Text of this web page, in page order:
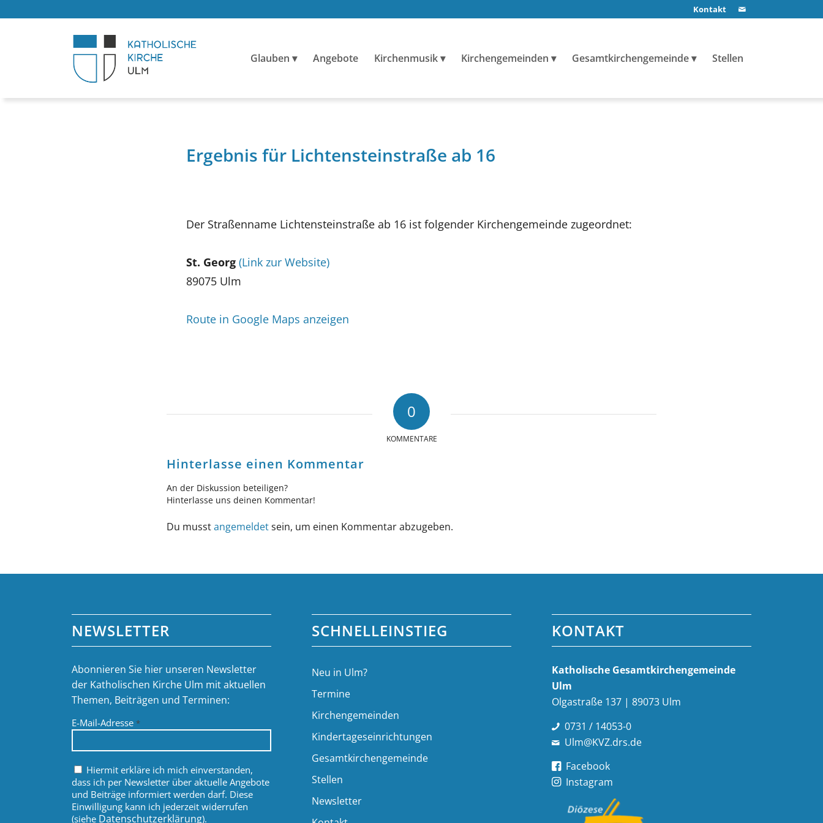
Kontakt
Glauben Angebote Kirchenmusik Kirchengemeinden Gesamtkirchengemeinde Stellen
Ergebnis für Lichtensteinstraße ab 16
Der Straßenname Lichtensteinstraße ab 16 ist folgender Kirchengemeinde zugeordnet:
St. Georg (Link zur Website)
89075 Ulm
Route in Google Maps anzeigen
0
KOMMENTARE
Hinterlasse einen Kommentar
An der Diskussion beteiligen?
Hinterlasse uns deinen Kommentar!
Du musstangemeldetsein, um einen Kommentar abzugeben.
NEWSLETTER
Abonnieren Sie hier unseren Newsletter
der Katholischen Kirche Ulm mit aktuellen
Themen, Beiträgen und Terminen:
E-Mail-Adresse*
Hiermit erkläre ich mich einverstanden,
dass ich per Newsletter über aktuelle Angebote
und Beiträge informiert werden darf. Diese
Einwilligung kann ich jederzeit widerrufen
(siehe Datenschutzerklärung).
SCHNELLEINSTIEG
Neu in Ulm?
Termine
Kirchengemeinden
Kindertageseinrichtungen
Gesamtkirchengemeinde
Stellen
Newsletter
KONTAKT
Katholische Gesamt­kirchen­gemeinde
Ulm
Olgastraße 137 | 89073 Ulm
0731 / 14053-0
Ulm@KVZ.drs.de
Facebook
Instagram